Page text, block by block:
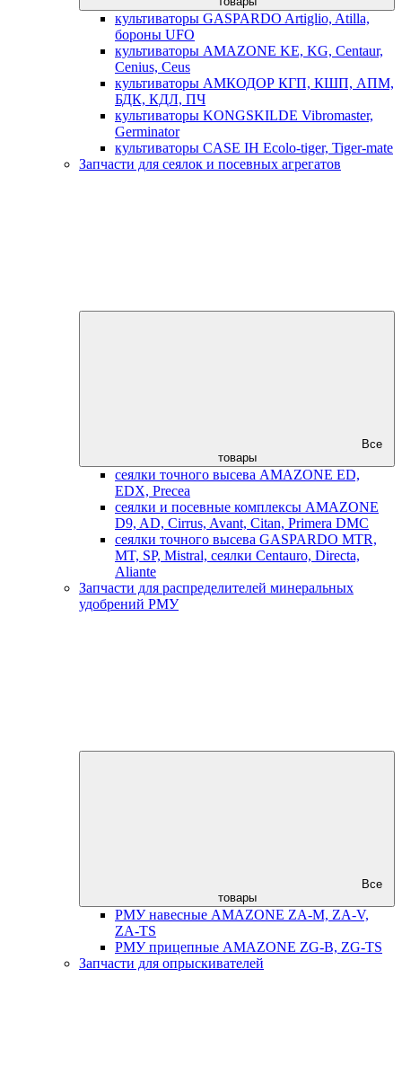
культиваторы GASPARDO Artiglio, Atilla,
бороны UFO
культиваторы AMAZONE KE, KG, Centaur,
Cenius, Ceus
культиваторы АМКОДОР КГП, КШП, АПМ,
БДК, КДЛ, ПЧ
культиваторы KONGSKILDE Vibromaster,
Germinator
культиваторы CASE IH Ecolo-tiger, Tiger-mate
Запчасти для сеялок и посевных агрегатов
Все
товары
сеялки точного высева AMAZONE ED,
EDX, Precea
сеялки и посевные комплексы AMAZONE
D9, AD, Cirrus, Avant, Citan, Primera DMC
сеялки точного высева GASPARDO MTR,
MT, SP, Mistral, сеялки Centauro, Directa,
Aliante
Запчасти для распределителей минеральных
удобрений РМУ
Все
товары
РМУ навесные AMAZONE ZA-M, ZA-V,
ZA-TS
РМУ прицепные AMAZONE ZG-B, ZG-TS
Запчасти для опрыскивателей